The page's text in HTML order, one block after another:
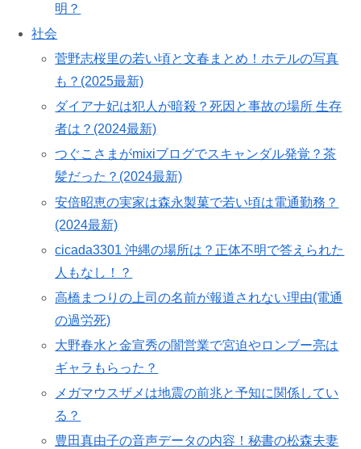
明？
社会
菅野志桜里の若い頃と文春まとめ！ホテルの写真
も？(2025最新)
ダイアナ妃は犯人が暗殺？死因と事故の場所 生存
者は？(2024最新)
つぐこさまがmixiブログでスキャンダル発覚？茶
髪だった？(2024最新)
安倍昭恵の実家は森永製菓で若い頃は電通勤務？
(2024最新)
cicada3301 沖縄の場所は？正体不明で答えられた
人もなし！？
高橋まつりの上司の名前が報道されない理由(電通
の過労死)
大野春水と金宣秀の闇営業で宮迫やロンブー亮は
ギャラもらった？
メガマウスザメは地震の前兆と予知に関係してい
る？
豊田真由子の音声データの内容！秘書の松森夫妻